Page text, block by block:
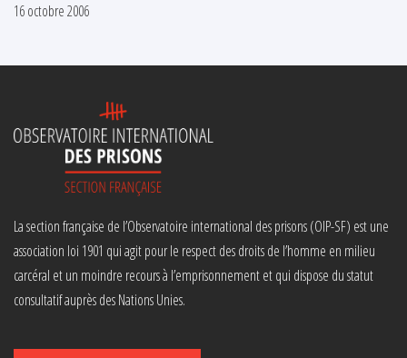
16 octobre 2006
La section française de l’Observatoire international des prisons (OIP-SF) est une
association loi 1901 qui agit pour le respect des droits de l’homme en milieu
carcéral et un moindre recours à l’emprisonnement et qui dispose du statut
consultatif auprès des Nations Unies.